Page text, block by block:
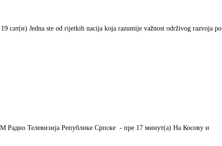
сат(и)‎ Jedna ste od rijetkih nacija koja razumije važnost održivog razvoja po
Радио Телевизија Републике Српске - ‎пре 17 минут(а)‎ На Косову и